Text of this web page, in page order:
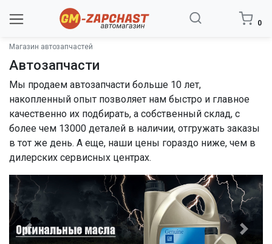
0
Магазин автозапчастей
Автозапчасти
Мы продаем автозапчасти больше 10 лет,
накопленный опыт позволяет нам быстро и главное
качественно их подбирать, а собственный склад, с
более чем 13000 деталей в наличии, отгружать заказы
в тот же день. А еще, наши цены гораздо ниже, чем в
дилерских сервисных центрах.
Previous Next